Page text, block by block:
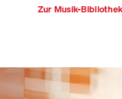
Zur Musik-